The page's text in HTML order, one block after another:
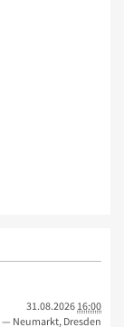
31.08.2026 16:00
— Neumarkt, Dresden